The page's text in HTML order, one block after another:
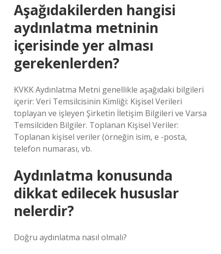
Aşağıdakilerden hangisi
aydınlatma metninin
içerisinde yer alması
gerekenlerden?
KVKK Aydınlatma Metni genellikle aşağıdaki bilgileri
içerir: Veri Temsilcisinin Kimliği: Kişisel Verileri
toplayan ve işleyen Şirketin İletişim Bilgileri ve Varsa
Temsilciden Bilgiler. Toplanan Kişisel Veriler:
Toplanan kişisel veriler (örneğin isim, e -posta,
telefon numarası, vb.
Aydınlatma konusunda
dikkat edilecek hususlar
nelerdir?
Doğru aydınlatma nasıl olmalı?